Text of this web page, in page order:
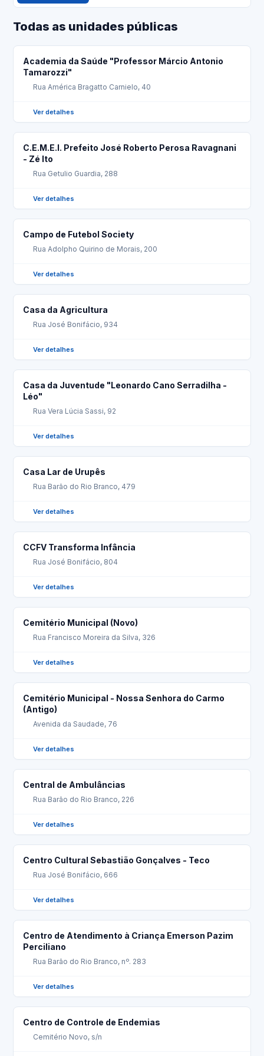
Todas as unidades públicas
Academia da Saúde "Professor Márcio Antonio
Tamarozzi"
Rua América Bragatto Carnielo, 40
Ver detalhes
C.E.M.E.I. Prefeito José Roberto Perosa Ravagnani
- Zé Ito
Rua Getulio Guardia, 288
Ver detalhes
Campo de Futebol Society
Rua Adolpho Quirino de Morais, 200
Ver detalhes
Casa da Agricultura
Rua José Bonifácio, 934
Ver detalhes
Casa da Juventude "Leonardo Cano Serradilha -
Léo"
Rua Vera Lúcia Sassi, 92
Ver detalhes
Casa Lar de Urupês
Rua Barão do Rio Branco, 479
Ver detalhes
CCFV Transforma Infância
Rua José Bonifácio, 804
Ver detalhes
Cemitério Municipal (Novo)
Rua Francisco Moreira da Silva, 326
Ver detalhes
Cemitério Municipal - Nossa Senhora do Carmo
(Antigo)
Avenida da Saudade, 76
Ver detalhes
Central de Ambulâncias
Rua Barão do Rio Branco, 226
Ver detalhes
Centro Cultural Sebastião Gonçalves - Teco
Rua José Bonifácio, 666
Ver detalhes
Centro de Atendimento à Criança Emerson Pazim
Perciliano
Rua Barão do Rio Branco, nº. 283
Ver detalhes
Centro de Controle de Endemias
Cemitério Novo, s/n